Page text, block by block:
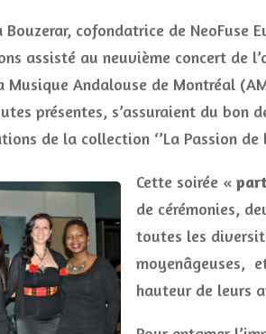
cofondatrice de NeoFuse
assisté au neuvième concert de
Musique Andalouse de Montréal
présentes, s’assuraient du bon
de la collection ‘’La Passion de
Cette soirée «
de cérémonies,
toutes les
moyenâgeuses,
hauteur de leurs